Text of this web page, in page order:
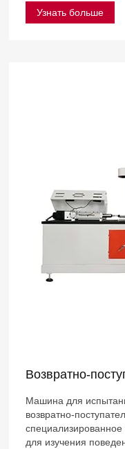
Узнать больше
Возвратно-
Машина для
возвратно-
специализированное
для изучения